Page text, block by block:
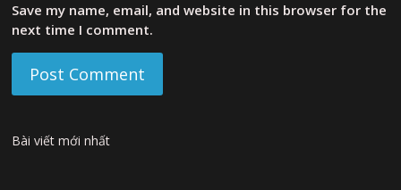
Save my name, email, and website in this browser for the
next time I comment.
Bài viết mới nhất